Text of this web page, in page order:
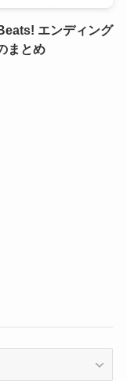
エンディング
まとめ